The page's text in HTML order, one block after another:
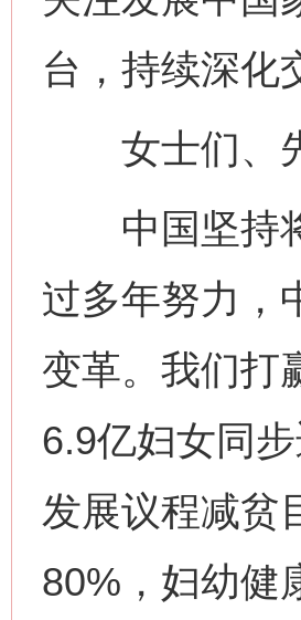
台，持续深化
女士们、先
中国坚持将
过多年努力，
变革。我们打
6.9亿妇女同
发展议程减贫
80%，妇幼健